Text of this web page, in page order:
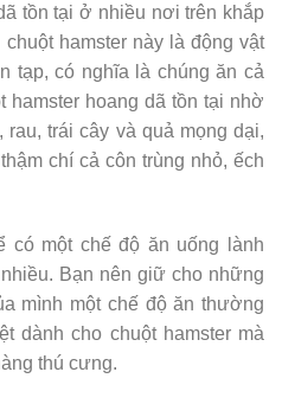
tồn tại ở nhiều nơi trên khắp
hamster này là động vật
tạp, có nghĩa là chúng ăn cả
hamster hoang dã tồn tại nhờ
trái cây và quả mọng dại,
chí cả côn trùng nhỏ, ếch
có một chế độ ăn uống lành
Bạn nên giữ cho những
mình một chế độ ăn thường
dành cho chuột hamster mà
thú cưng.